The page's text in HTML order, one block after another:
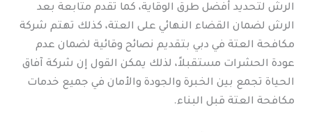
الرش لتحديد أفضل طرق الوقاية، كما تقدم متابعة بعد
الرش لضمان القضاء النهائي على العتة، كذلك تهتم شركة
مكافحة العتة في دبي بتقديم نصائح وقائية لضمان عدم
عودة الحشرات مستقبلاً، لذلك يمكن القول إن شركة آفاق
الحياة تجمع بين الخبرة والجودة والأمان في جميع خدمات
مكافحة العتة قبل البناء.